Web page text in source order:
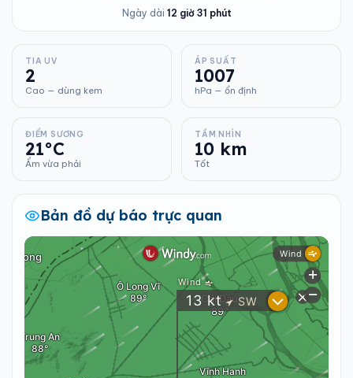
Ngày dài 12 giờ 31 phút
TIA UV
2
Cao — dùng kem
ÁP SUẤT
1007
hPa — ổn định
ĐIỂM SƯƠNG
21°C
Ẩm vừa phải
TẦM NHÌN
10 km
Tốt
Bản đồ dự báo trực quan